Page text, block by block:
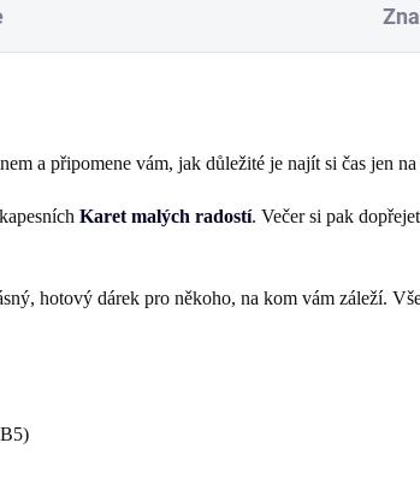
a připomene vám, jak důležité je najít si čas jen
Karet malých radostí. Večer si pak
hotový dárek pro někoho, na kom vám záleží.